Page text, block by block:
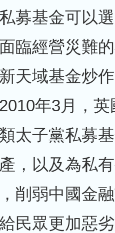
募基金可以
臨經營災難
天域基金炒
年3月，
太子黨私募
，以及為私
削弱中國金
民眾更加惡